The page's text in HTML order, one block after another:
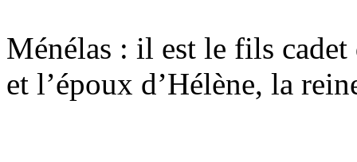
Ménélas : il est le fils
et l’époux d’Hélène, la